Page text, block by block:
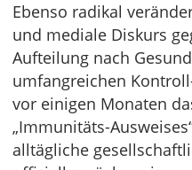
Ebenso radikal
und mediale Diskurs
Aufteilung nach
umfangreichen
vor einigen Monaten
„Immunitäts-
alltägliche